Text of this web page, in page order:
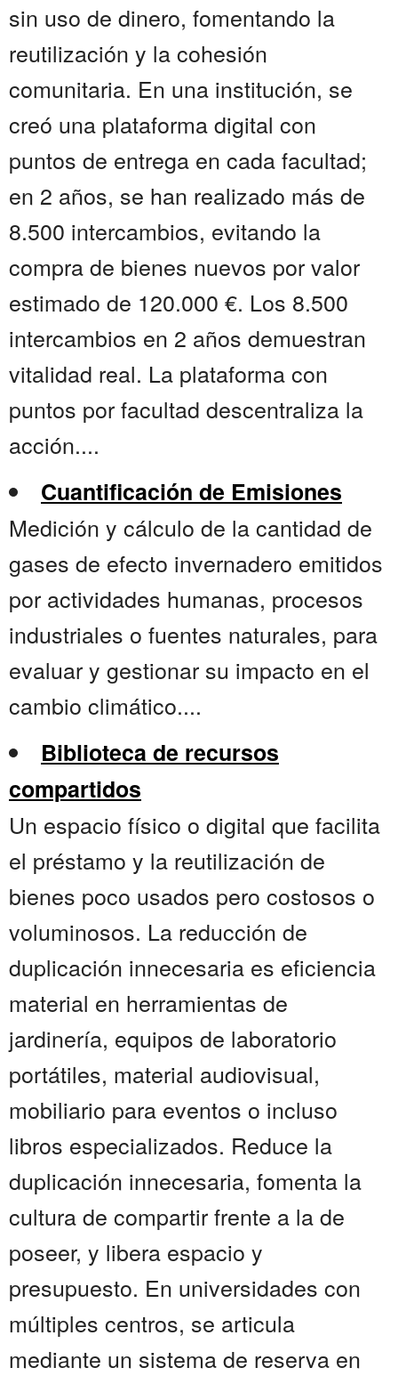
sin uso de dinero, fomentando la
reutilización y la cohesión
comunitaria. En una institución, se
creó una plataforma digital con
puntos de entrega en cada facultad;
en 2 años, se han realizado más de
8.500 intercambios, evitando la
compra de bienes nuevos por valor
estimado de 120.000 €. Los 8.500
intercambios en 2 años demuestran
vitalidad real. La plataforma con
puntos por facultad descentraliza la
acción....
Cuantificación de Emisiones
Medición y cálculo de la cantidad de
gases de efecto invernadero emitidos
por actividades humanas, procesos
industriales o fuentes naturales, para
evaluar y gestionar su impacto en el
cambio climático....
Biblioteca de recursos
compartidos
Un espacio físico o digital que facilita
el préstamo y la reutilización de
bienes poco usados pero costosos o
voluminosos. La reducción de
duplicación innecesaria es eficiencia
material en herramientas de
jardinería, equipos de laboratorio
portátiles, material audiovisual,
mobiliario para eventos o incluso
libros especializados. Reduce la
duplicación innecesaria, fomenta la
cultura de compartir frente a la de
poseer, y libera espacio y
presupuesto. En universidades con
múltiples centros, se articula
mediante un sistema de reserva en